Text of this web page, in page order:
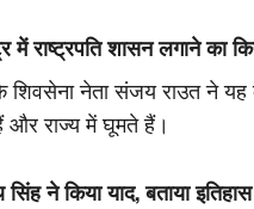
में राष्ट्रपति शासन लगाने का
शिवसेना नेता संजय राउत ने
और राज्य में घूमते हैं।
ने किया याद, बताया इतिहास